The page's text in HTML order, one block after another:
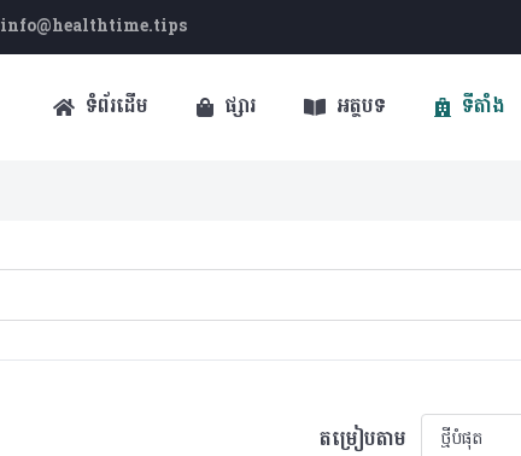
info@healthtime.tips
ទំព័រដើម ផ្សារ អត្ថបទ ទីតាំង
តម្រៀបតាម